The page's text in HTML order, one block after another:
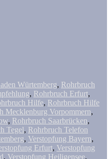
Würtemberg, Rohrbruch
, Rohrbruch Erfurt,
Hilfe, Rohrbruch Hilfe
Mecklenburg Vorpommern,
, Rohrbruch Saarbrücken,
Tegel, Rohrbruch Telefon
, Verstopfung Bayern,
Erfurt, Verstopfung
, Verstopfung Heiligensee,